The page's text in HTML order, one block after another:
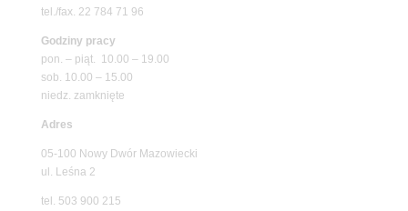
tel./fax. 22 784 71 96
Godziny pracy
pon. – piąt. 10.00 – 19.00
sob. 10.00 – 15.00
niedz. zamknięte
Adres
05-100 Nowy Dwór Mazowiecki
ul. Leśna 2
tel. 503 900 215